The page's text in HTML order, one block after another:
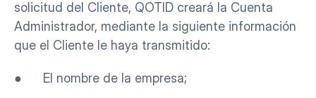
solicitud del Cliente, QOTID creará la Cuenta
Administrador, mediante la siguiente información
que el Cliente le haya transmitido:
●      El nombre de la empresa;